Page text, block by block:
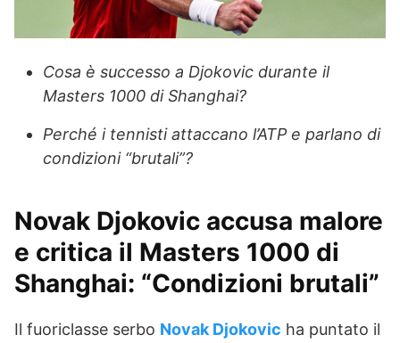
Cosa è successo a Djokovic durante il
Masters 1000 di Shanghai?
Perché i tennisti attaccano l’ATP e parlano di
condizioni “brutali”?
Novak Djokovic accusa malore
e critica il Masters 1000 di
Shanghai: “Condizioni brutali”
Il fuoriclasse serbo Novak Djokovic ha puntato il